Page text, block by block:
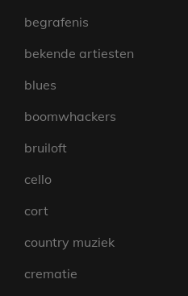
begrafenis
bekende artiesten
blues
boomwhackers
bruiloft
cello
cort
country muziek
crematie